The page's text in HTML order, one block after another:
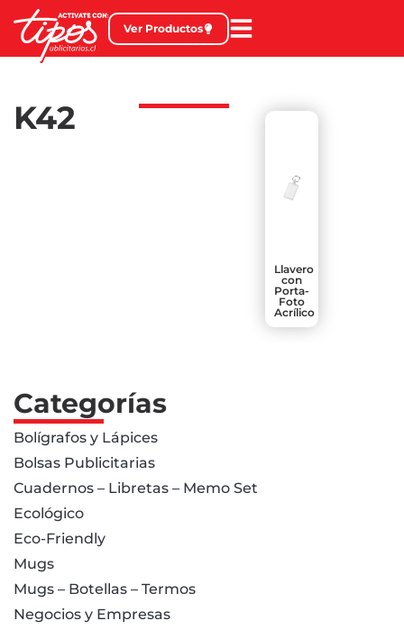
Ver Productos
K42
Llavero
con
Porta-
Foto
Acrílico
Categorías
Bolígrafos y Lápices
Bolsas Publicitarias
Cuadernos – Libretas – Memo Set
Ecológico
Eco-Friendly
Mugs
Mugs – Botellas – Termos
Negocios y Empresas